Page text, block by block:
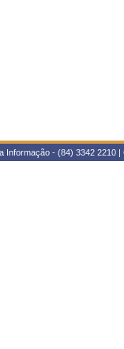
Informação - (84) 3342